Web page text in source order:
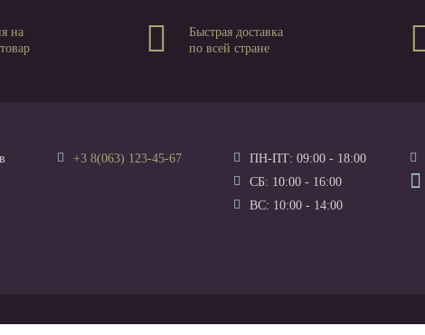
на
Быстрая доставка
по всей стране
+3 8(063) 123-45-67
ПН-ПТ: 09:00 - 18:00
СБ: 10:00 - 16:00
ВС: 10:00 - 14:00